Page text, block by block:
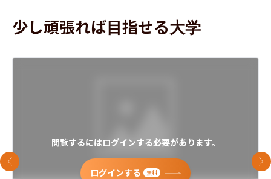
少し頑張れば目指せる大学
閲覧するにはログインする必要があります。
ログインする 無料
前のスライド 次